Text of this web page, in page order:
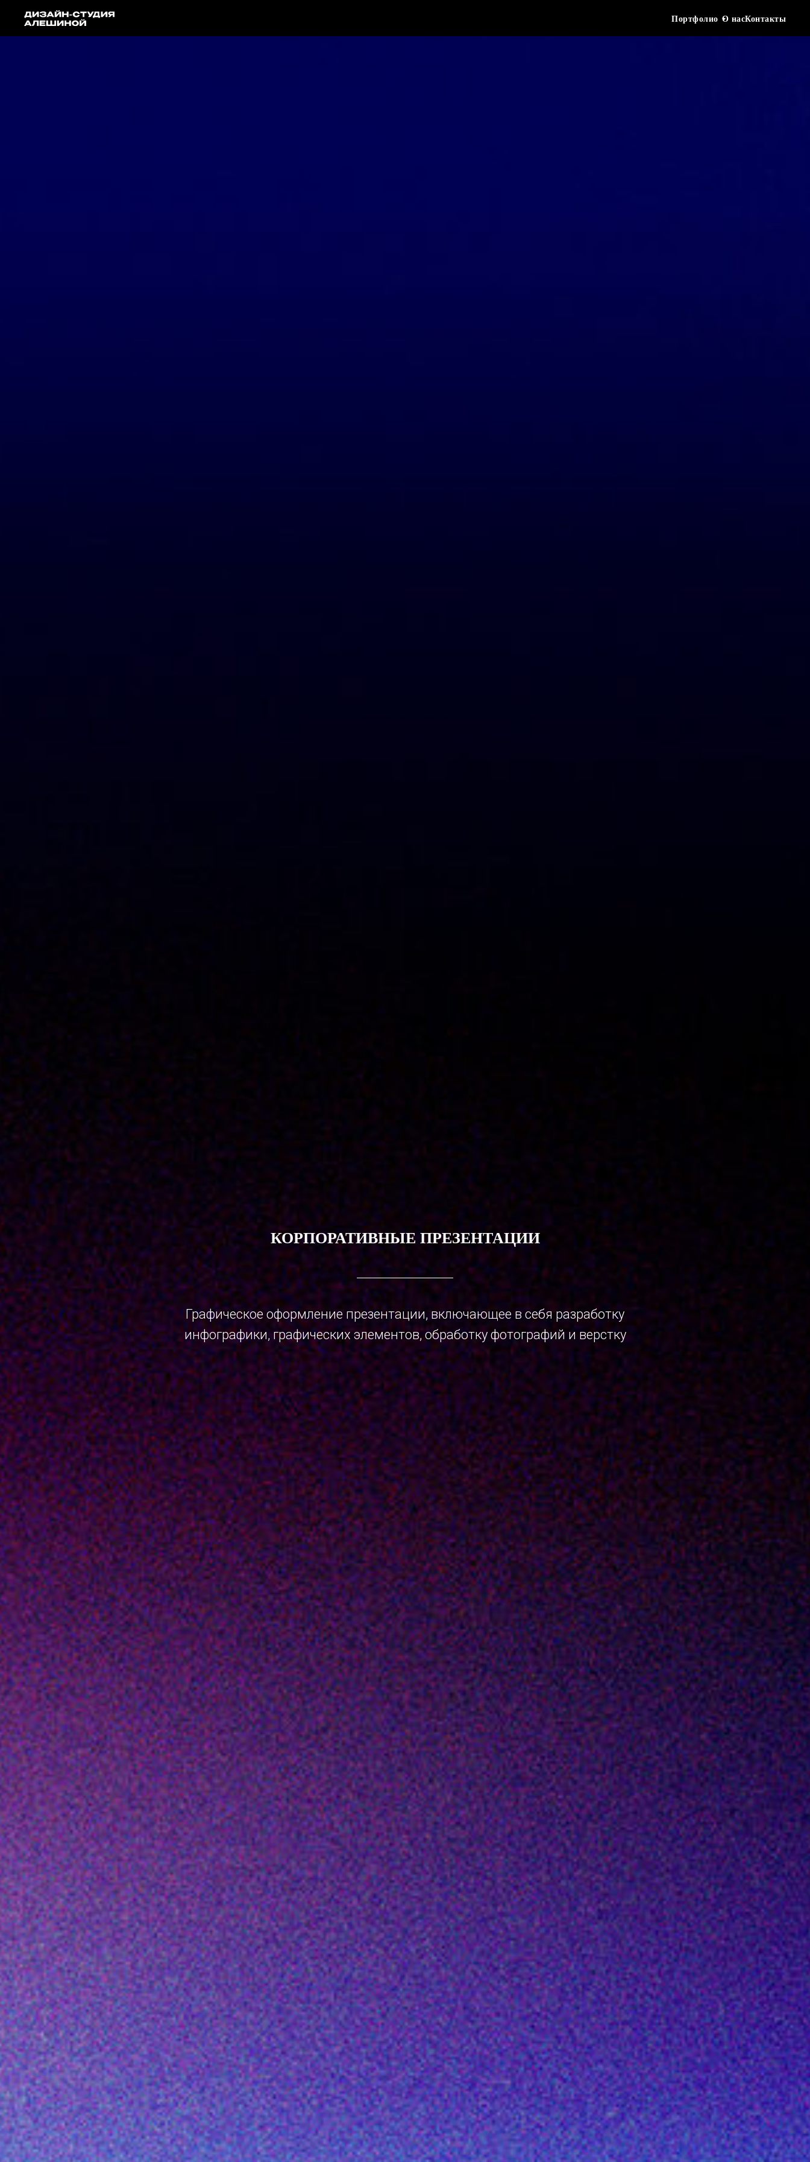
Портфолио О насКонтакты
КОРПОРАТИВНЫЕ ПРЕЗЕНТАЦИИ
Графическое оформление презентации, включающее в себя разработку
инфографики, графических элементов, обработку фотографий и верстку